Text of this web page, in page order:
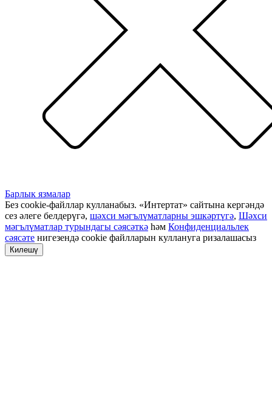
Барлык язмалар
Без cookie-файллар кулланабыз. «Интертат» сайтына кергәндә
сез әлеге белдерүгә, шәхси мәгълүматларны эшкәртүгә, Шәхси
мәгълүматлар турындагы сәясәткә һәм Конфиденциальлек
сәясәте нигезендә cookie файлларын куллануга ризалашасыз
Килешү